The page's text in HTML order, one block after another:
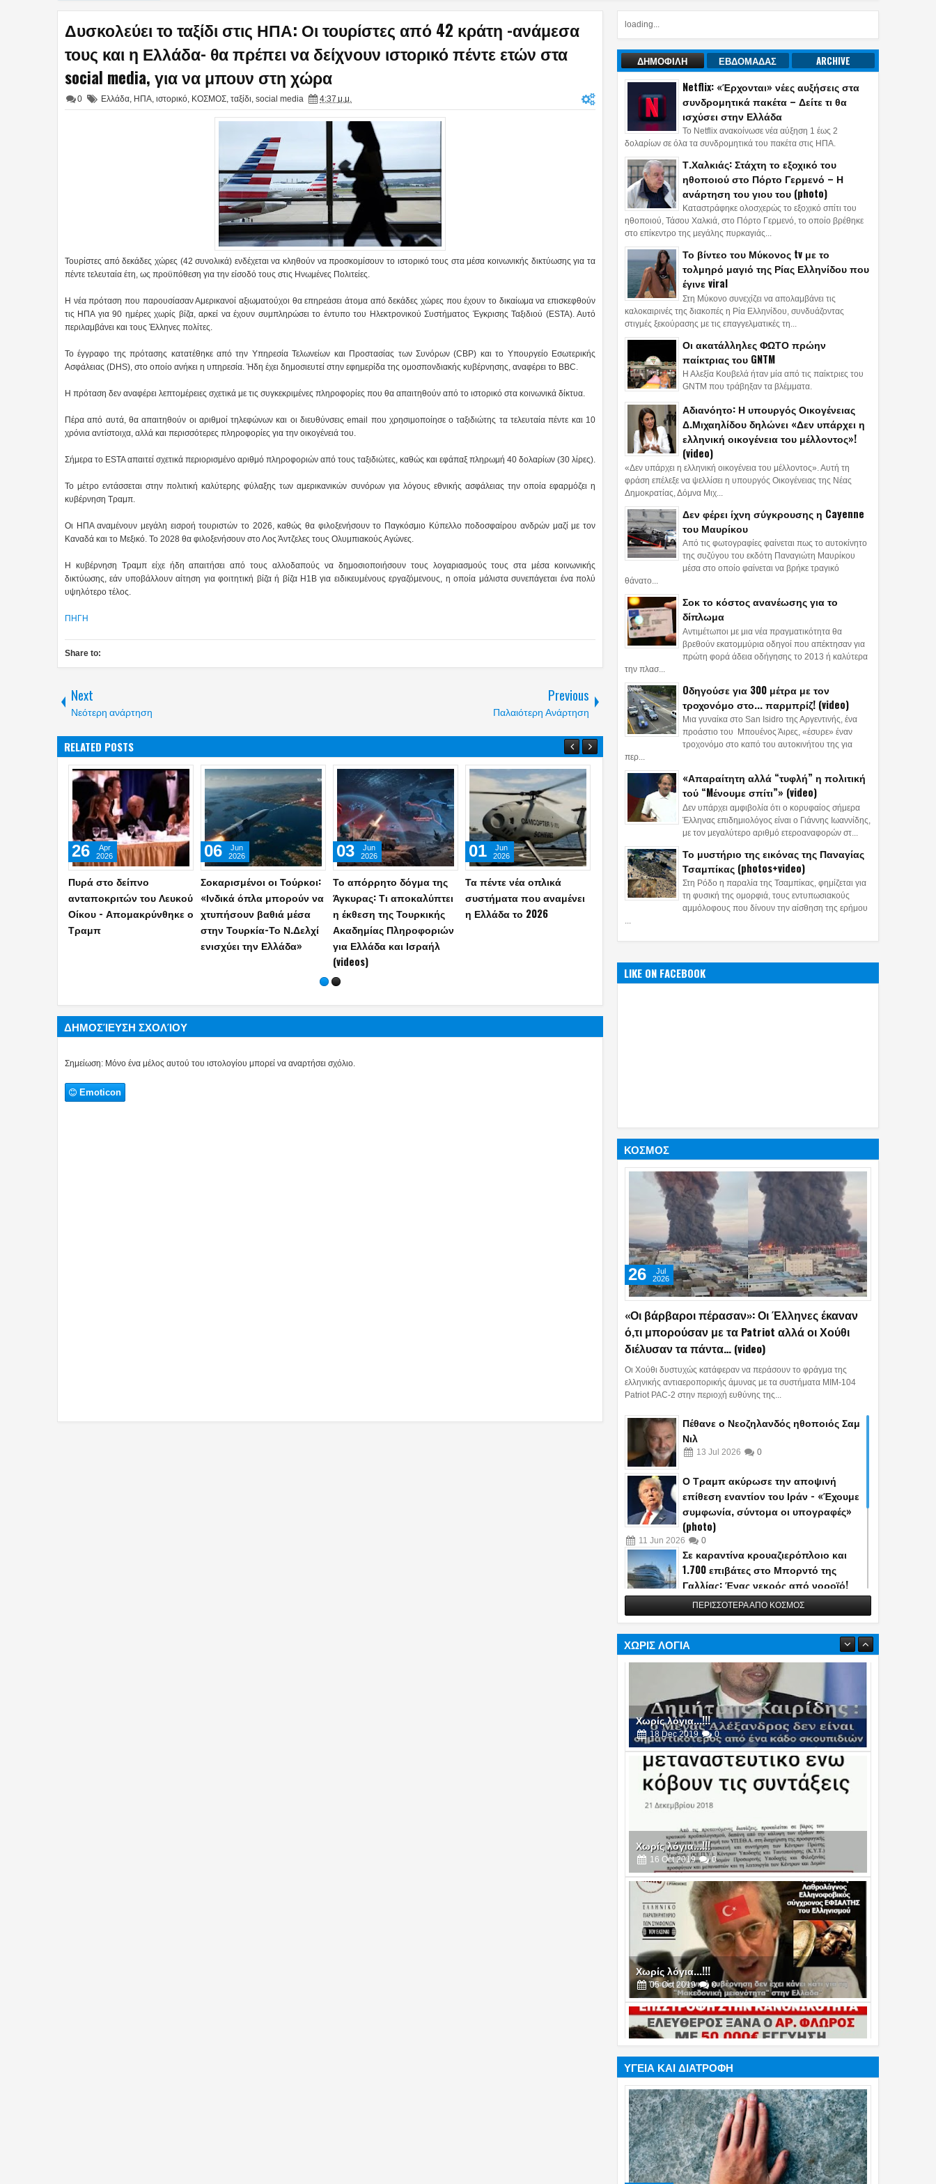
Δυσκολεύει το ταξίδι στις ΗΠΑ: Οι τουρίστες από 42 κράτη -ανάμεσα
τους και η Ελλάδα- θα πρέπει να δείχνουν ιστορικό πέντε ετών στα
social media, για να μπουν στη χώρα
0 Ελλάδα ΗΠΑ ιστορικό ΚΟΣΜΟΣ ταξίδι social media 4:37 μ.μ.
Τουρίστες από δεκάδες χώρες (42 συνολικά) ενδέχεται να κληθούν να προσκομίσουν το ιστορικό τους στα μέσα κοινωνικής δικτύωσης για τα
πέντε τελευταία έτη, ως προϋπόθεση για την είσοδό τους στις Ηνωμένες Πολιτείες.
Η νέα πρόταση που παρουσίασαν Αμερικανοί αξιωματούχοι θα επηρεάσει άτομα από δεκάδες χώρες που έχουν το δικαίωμα να επισκεφθούν
τις ΗΠΑ για 90 ημέρες χωρίς βίζα, αρκεί να έχουν συμπληρώσει το έντυπο του Ηλεκτρονικού Συστήματος Έγκρισης Ταξιδιού (ESTA). Αυτό
περιλαμβάνει και τους Έλληνες πολίτες.
Το έγγραφο της πρότασης κατατέθηκε από την Υπηρεσία Τελωνείων και Προστασίας των Συνόρων (CBP) και το Υπουργείο Εσωτερικής
Ασφάλειας (DHS), στο οποίο ανήκει η υπηρεσία. Ήδη έχει δημοσιευτεί στην εφημερίδα της ομοσπονδιακής κυβέρνησης, αναφέρει το BBC.
Η πρόταση δεν αναφέρει λεπτομέρειες σχετικά με τις συγκεκριμένες πληροφορίες που θα απαιτηθούν από το ιστορικό στα κοινωνικά δίκτυα.
Πέρα από αυτά, θα απαιτηθούν οι αριθμοί τηλεφώνων και οι διευθύνσεις email που χρησιμοποίησε ο ταξιδιώτης τα τελευταία πέντε και 10
χρόνια αντίστοιχα, αλλά και περισσότερες πληροφορίες για την οικογένειά του.
Σήμερα το ESTA απαιτεί σχετικά περιορισμένο αριθμό πληροφοριών από τους ταξιδιώτες, καθώς και εφάπαξ πληρωμή 40 δολαρίων (30 λίρες).
Το μέτρο εντάσσεται στην πολιτική καλύτερης φύλαξης των αμερικανικών συνόρων για λόγους εθνικής ασφάλειας την οποία εφαρμόζει η
κυβέρνηση Τραμπ.
Οι ΗΠΑ αναμένουν μεγάλη εισροή τουριστών το 2026, καθώς θα φιλοξενήσουν το Παγκόσμιο Κύπελλο ποδοσφαίρου ανδρών μαζί με τον
Καναδά και το Μεξικό. Το 2028 θα φιλοξενήσουν στο Λος Άντζελες τους Ολυμπιακούς Αγώνες.
Η κυβέρνηση Τραμπ είχε ήδη απαιτήσει από τους αλλοδαπούς να δημοσιοποιήσουν τους λογαριασμούς τους στα μέσα κοινωνικής
δικτύωσης, εάν υποβάλλουν αίτηση για φοιτητική βίζα ή βίζα H1B για ειδικευμένους εργαζόμενους, η οποία μάλιστα συνεπάγεται ένα πολύ
υψηλότερο τέλος.
ΠΗΓΗ
Share to:
Next
Νεότερη ανάρτηση
Previous
Παλαιότερη Ανάρτηση
RELATED POSTS
Η Ελλάδα είναι κοντά
στην επανέναρξη των
εργασιών για την πόντιση
του καλωδίου της
Πολεμικού Ναυτικού
22
May
2026
Επιχείρηση της ΕΛ.ΑΣ. για
τη δράση Τούρκων
υπηκόων στην Ελλάδα -
Τρεις συλλήψεις
01
May
2026
Τι πραγματικά σημαίνουν
για την Ελλάδα οι
«διαβεβαιώσεις» Μακρόν:
Απολύτως… τίποτα!
25
Apr
2026
Το τελευταίο μήνυμα της
ενδέκατης επιστήμονα
που βρέθηκε νεκρή: «Αν
23
Apr
2026
Πυρά στο δείπνο
ανταποκριτών του Λευκού
Οίκου - Απομακρύνθηκε ο
Apr
2026
Σοκαρισμένοι οι Τούρκοι:
«Ινδικά όπλα μπορούν να
χτυπήσουν βαθιά μέσα
ενισχύει την Ελλάδα»
06
2026
Το απόρρητο
η έκθεση της
για Ελλάδα
(videos)
loading...
ΔΗΜΟΦΙΛΗ ΕΒΔΟΜΑΔΑΣ ARCHIVE
Netflix: «Έρχονται» νέες αυξήσεις στα
συνδρομητικά πακέτα – Δείτε τι θα
ισχύσει στην Ελλάδα
Το Netflix ανακοίνωσε νέα αύξηση 1 έως 2
δολαρίων σε όλα τα συνδρομητικά του πακέτα στις ΗΠΑ.
Τ.Χαλκιάς: Στάχτη το εξοχικό του
ηθοποιού στο Πόρτο Γερμενό – Η
ανάρτηση του γιου του (photo)
Καταστράφηκε ολοσχερώς το εξοχικό σπίτι του
ηθοποιού, Τάσου Χαλκιά, στο Πόρτο Γερμενό, το οποίο βρέθηκε
στο επίκεντρο της μεγάλης πυρκαγιάς...
Το βίντεο του Μύκονος tv με το
τολμηρό μαγιό της Ρίας Ελληνίδου που
έγινε viral
Στη Μύκονο συνεχίζει να απολαμβάνει τις
καλοκαιρινές της διακοπές η Ρία Ελληνίδου, συνδυάζοντας
στιγμές ξεκούρασης με τις επαγγελματικές τη...
Οι ακατάλληλες ΦΩΤΟ πρώην
παίκτριας του GNTM
Η Αλεξία Κουβελά ήταν μία από τις παίκτριες του
GNTM που τράβηξαν τα βλέμματα.
Αδιανόητο: Η υπουργός Οικογένειας
Δ.Μιχαηλίδου δηλώνει «Δεν υπάρχει η
ελληνική οικογένεια του μέλλοντος»!
(video)
«Δεν υπάρχει η ελληνική οικογένεια του μέλλοντος». Αυτή τη
φράση επέλεξε να ψελλίσει η υπουργός Οικογένειας της Νέας
Δημοκρατίας, Δόμνα Μιχ...
Δεν φέρει ίχνη σύγκρουσης η Cayenne
του Μαυρίκου
Από τις φωτογραφίες φαίνεται πως το αυτοκίνητο
της συζύγου του εκδότη Παναγιώτη Μαυρίκου
μέσα στο οποίο φαίνεται να βρήκε τραγικό
θάνατο...
Σοκ το κόστος ανανέωσης για το
δίπλωμα
Αντιμέτωποι με μια νέα πραγματικότητα θα
βρεθούν εκατομμύρια οδηγοί που απέκτησαν για
πρώτη φορά άδεια οδήγησης το 2013 ή καλύτερα
την πλασ...
Oδηγούσε για 300 μέτρα με τον
τροχονόμο στο... παρμπρίζ! (video)
Μια γυναίκα στο San Isidro της Αργεντινής, ένα
προάστιο του Μπουένος Άιρες, «έσυρε» έναν
τροχονόμο στο καπό του αυτοκινήτου της για
περ...
«Απαραίτητη αλλά “τυφλή” η πολιτική
τού “Mένουμε σπίτι”» (video)
Δεν υπάρχει αμφιβολία ότι ο κορυφαίος σήμερα
Έλληνας επιδημιολόγος είναι ο Γιάννης Ιωαννίδης,
με τον μεγαλύτερο αριθμό ετεροαναφορών στ...
Το μυστήριο της εικόνας της Παναγίας
Τσαμπίκας (photos+video)
Στη Ρόδο η παραλία της Τσαμπίκας, φημίζεται για
τη φυσική της ομορφιά, τους εντυπωσιακούς
αμμόλοφους που δίνουν την αίσθηση της ερήμου
...
LIKE ON FACEBOOK
ΚΟΣΜΟΣ
«Οι βάρβαροι πέρασαν»: Οι Έλληνες έκαναν
ό,τι μπορούσαν με τα Patriot αλλά οι Χούθι
διέλυσαν τα πάντα… (video)
26
Jul
2026
Οι Χούθι δυστυχώς κατάφεραν να περάσουν το φράγμα της
ελληνικής αντιαεροπορικής άμυνας με τα συστήματα MIM-104
Patriot PAC-2 στην περιοχή ευθύνης της...
Πέθανε ο Νεοζηλανδός ηθοποιός Σαμ
Νιλ
13 Jul 2026 0
Ο Τραμπ ακύρωσε την αποψινή
επίθεση εναντίον του Ιράν - «Έχουμε
συμφωνία, σύντομα οι υπογραφές»
(photo)
11 Jun 2026 0
Σε καραντίνα κρουαζιερόπλοιο και
1.700 επιβάτες στο Μπορντό της
Γαλλίας: Ένας νεκρός από νοροϊό!
13 May 2026 0
Η Τουρκία αποκάλυψε την κατασκευή
Yildirimhan ακτίνας δράσης 6.000 χλμ.!
(video)
Πυρά στο δείπνο ανταποκριτών του
Λευκού Οίκου - Απομακρύνθηκε ο
Τραμπ
26Apr 2026 0
ΠΕΡΙΣΣΟΤΕΡΑ ΑΠΟ ΚΟΣΜΟΣ
ΧΩΡΙΣ ΛΟΓΙΑ
Χωρίς λόγια...!!!
Χωρίς λόγια...!!!
05 2019 0
Χωρίς λόγια...!!!
17 Jul 2019 0
Χωρίς λόγια...!!!
16 Jul 2019 0
ΥΓΕΙΑ ΚΑΙ ΔΙΑΤΡΟΦΗ